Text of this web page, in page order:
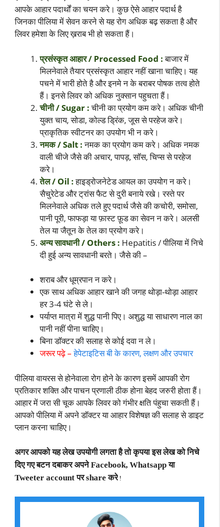
आपके आहार पदार्थों का चयन करे। कुछ ऐसे आहार पदार्थ है
जिनका पीलिया में सेवन करने से यह रोग अधिक बढ़ सकता है और
लिवर हमेशा के लिए ख़राब भी हो सकता हैं।
प्रसंस्कृत आहार / Processed Food :बाजार में
मिलनेवाले तैयार प्रसंस्कृत आहार नहीं खाना चाहिए। यह
पचने में भारी होते है और इनमे न के बराबर पोषक तत्व होते
हैं। इनसे लिवर को अधिक नुक्सान पहुचता हैं।
चीनी / Sugar :चीनी का प्रयोग कम करे। अधिक चीनी
युक्त चाय, सोडा, कोल्ड ड्रिंक, जूस से परहेज करे।
प्राकृतिक स्वीटनर का उपयोग भी न करे।
नमक / Salt :नमक का प्रयोग कम करे। अधिक नमक
वाली चीजे जैसे की अचार, पापड़, सॉस, चिप्स से परहेज
करे।
तेल / Oil : हाइड्रोजनेटेड आयल का उपयोग न करे।
सैचुरेटेड और ट्रांस फैट से दुरी बनाये रखे। रस्ते पर
मिलनेवाले अधिक तले हुए पदार्थ जैसे की कचोरी, समोसा,
पानी पूरी, फाफड़ा या फ़ास्ट फ़ूड का सेवन न करे। अलसी
तेल या जैतून के तेल का प्रयोग करे।
अन्य सावधानी / Others : Hepatitis / पीलिया में निचे
दी हुई अन्य सावधानी बरते। जैसे की –
शराब और धूम्रपान न करे।
एक साथ अधिक आहार खाने की जगह थोड़ा-थोड़ा आहार
हर 3-4 घंटे से ले।
पर्याप्त मात्रा में शुद्ध पानी पिए। अशुद्ध या साधारण नाल का
पानी नहीं पीना चाहिए।
बिना डॉक्टर की सलाह से कोई दवा न ले।
जरूर पढ़े –हेपेटाइटिस बी के कारण, लक्षण और उपचार
पीलिया वायरस से होनेवाला रोग होने के कारण इसमें आपकी रोग
प्रतिकार शक्ति और पाचन प्रणाली ठीक होना बेहद जरुरी होता हैं।
आहार में जरा सी चूक आपके लिवर को गंभीर क्षति पंहुचा सकती हैं।
आपको पीलिया में अपने डॉक्टर या आहार विशेषज्ञ की सलाह से डाइट
प्लान करना चाहिए।
अगर आपको यह लेख उपयोगी लगता है तो कृपया इस लेख को निचे
दिए गए बटन दबाकर अपने Facebook, Whatsapp या
Tweeter account पर share करे !